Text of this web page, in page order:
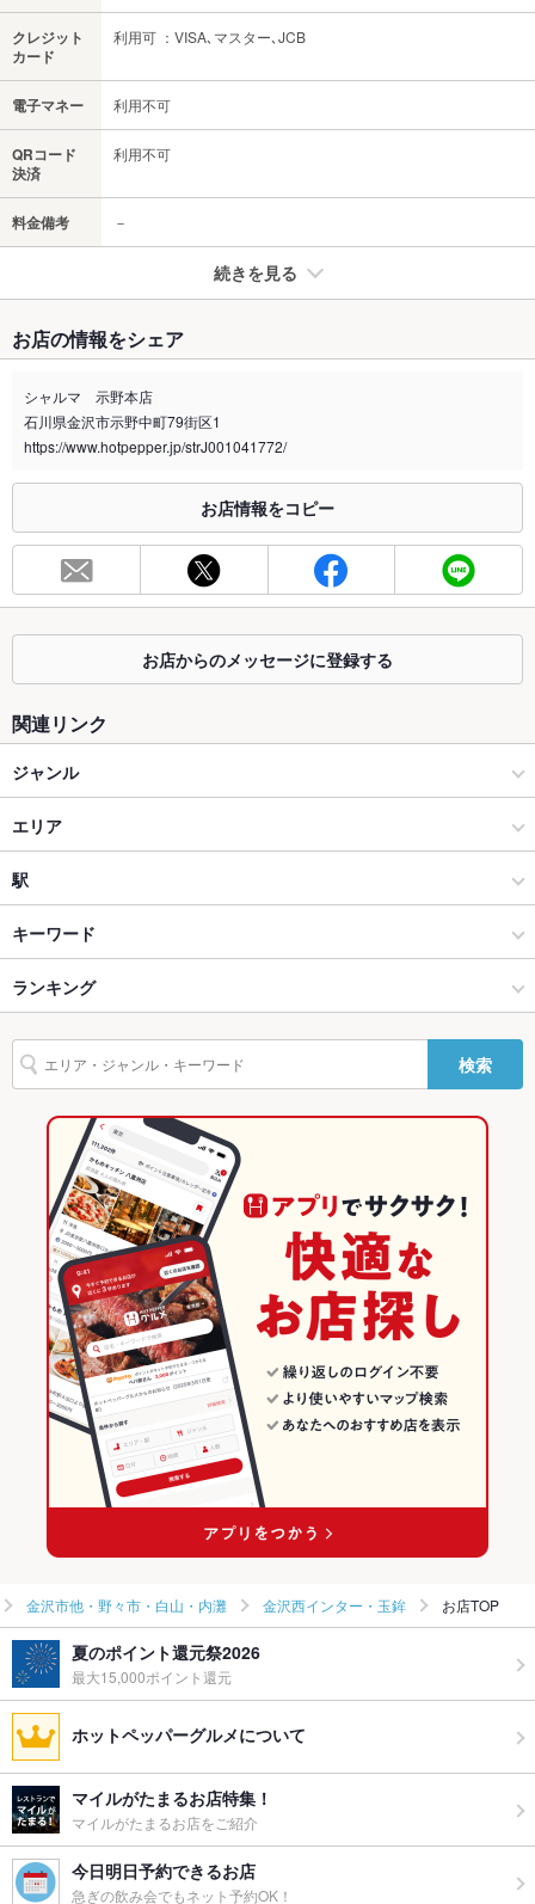
クレジット
カード
利用可 ：VISA､マスター､JCB
電子マネー 利用不可
QRコード
決済
利用不可
料金備考 －
続きを見る
禁煙・喫煙 全席禁煙
※2020年4月1日～受動喫煙対策に関する法律が施行されています。正しい情報はお店へお問い
合わせください。
お席
最大宴会収
50人
掘りごたつ
カウンター
ソファー
設備
Wi-Fi
バリアフリ
ー
なし
駐車場 あり ：イオンタウン金沢示野SC駐車場をご利用ください。
その他設備 －
その他
飲み放題 あり ：飲み放題1500円(コースご予約の方)
食べ放題 なし
お子様連れ お子様連れ歓迎
ウェディン
グパーティ
－
可
※ペット可(テラス席利用の方に限ります)
お店の情報をシェア
シャルマ 示野本店
石川県金沢市示野中町79街区1
https://www.hotpepper.jp/strJ001041772/
お店情報をコピー
お店からのメッセージに登録する
関連リンク
ジャンル
アジア・エスニック料理
インド料理
金沢市他・野々市・白山・内灘 × アジア・エスニック料理
金沢市他・野々市・白山・内灘 × インド料理
金沢駅 × アジア・エスニック料理
金沢駅 × インド料理
エリア
金沢西インター・玉鉾
金沢西インター・玉鉾 × アジア・エスニック料理
金沢西インター・玉鉾 × インド料理
石川
石川 × アジア・エスニック料理
石川 × インド料理
駅
金沢駅
キーワード
エビ料理
ランキング
石川のグルメランキング
金沢市他・野々市・白山・内灘のグルメランキング
金沢西インター・玉鉾のグルメランキング
検索
金沢市他・野々市・白山・内灘 金沢西インター・玉鉾 お店TOP
夏のポイント還元祭2026
最大15,000ポイント還元
ホットペッパーグルメについて
マイルがたまるお店特集！
マイルがたまるお店をご紹介
今日明日予約できるお店
急ぎの飲み会でもネット予約OK！